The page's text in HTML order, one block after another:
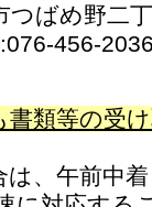
ばめ野二
456-
類等の受
、午前中